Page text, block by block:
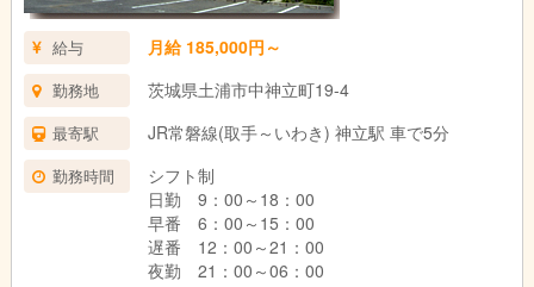
給与 月給 185,000円～
勤務地 茨城県土浦市中神立町19-4
最寄駅 JR常磐線(取手～いわき) 神立駅 車で5分
勤務時間
シフト制
日勤 9：00～18：00
早番 6：00～15：00
遅番 12：00～21：00
夜勤 21：00～06：00